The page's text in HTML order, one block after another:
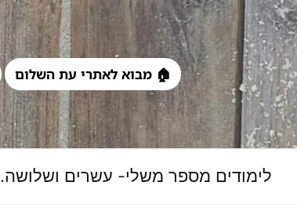
דלג
לתוכן
🏠 מבוא לאתרי עת השלום
לימודים מספר משלי- עשרים ושלושה.